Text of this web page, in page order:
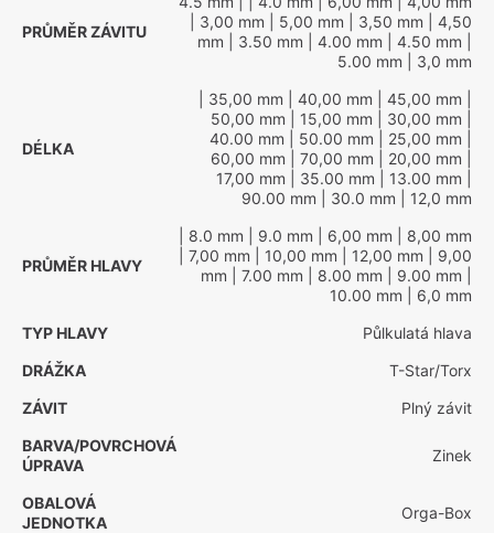
PRŮMĚR ZÁVITU
| 3,00 mm | 5,00 mm | 3,50 mm | 4,50
mm | 3.50 mm | 4.00 mm | 4.50 mm
5.00 mm | 3,0 mm
DÉLKA
| 35,00 mm | 40,00 mm | 45,00 mm
50,00 mm | 15,00 mm | 30,00 mm
40.00 mm | 50.00 mm | 25,00 mm
60,00 mm | 70,00 mm | 20,00 mm
17,00 mm | 35.00 mm | 13.00 mm
90.00 mm | 30.0 mm | 12,0 mm
PRŮMĚR HLAVY
| 8.0 mm | 9.0 mm | 6,00 mm | 8,00 mm
| 7,00 mm | 10,00 mm | 12,00 mm | 9,00
mm | 7.00 mm | 8.00 mm | 9.00 mm
10.00 mm | 6,0 mm
TYP HLAVY
Půlkulatá hlava
DRÁŽKA
T-Star/Torx
ZÁVIT
Plný závit
BARVA/POVRCHOVÁ
ÚPRAVA
Zinek
OBALOVÁ
JEDNOTKA
Orga-Box